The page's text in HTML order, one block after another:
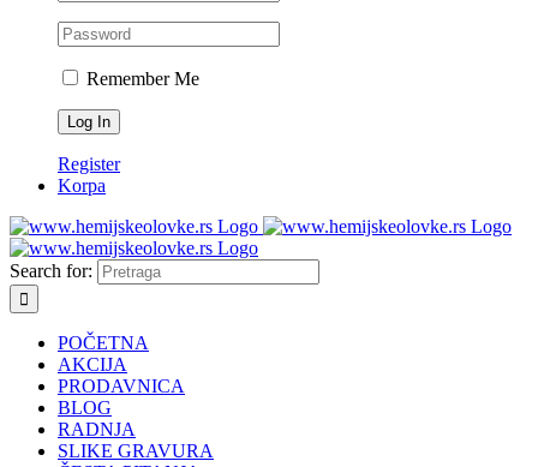
Remember Me
Register
Korpa
Search for:
POČETNA
AKCIJA
PRODAVNICA
BLOG
RADNJA
SLIKE GRAVURA